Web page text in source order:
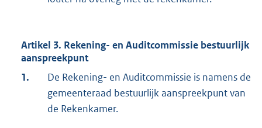
Artikel 3. Rekening- en Auditcommissie bestuurlijk
aanspreekpunt
1.
De Rekening- en Auditcommissie is namens de
gemeenteraad bestuurlijk aanspreekpunt van
de Rekenkamer.